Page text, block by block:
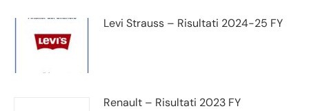
Levi Strauss – Risultati 2024-25 FY
Renault – Risultati 2023 FY